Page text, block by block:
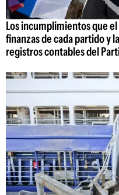
Los incumplimientos que
finanzas de cada partido y
registros contables del